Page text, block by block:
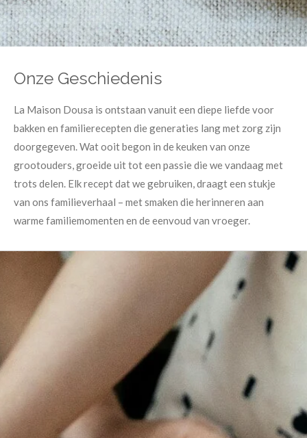
Onze Geschiedenis
La Maison Dousa is ontstaan vanuit een diepe liefde voor
bakken en familierecepten die generaties lang met zorg zijn
doorgegeven. Wat ooit begon in de keuken van onze
grootouders, groeide uit tot een passie die we vandaag met
trots delen. Elk recept dat we gebruiken, draagt een stukje
van ons familieverhaal – met smaken die herinneren aan
warme familiemomenten en de eenvoud van vroeger.